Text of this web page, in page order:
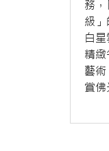
務
級
白
精
藝
賞